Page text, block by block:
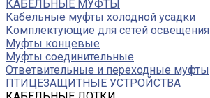
КАБЕЛЬНЫЕ МУФТЫ
Кабельные муфты холодной усадки
Комплектующие для сетей освещения
Муфты концевые
Муфты соединительные
Ответвительные и переходные муфты
ПТИЦЕЗАЩИТНЫЕ УСТРОЙСТВА